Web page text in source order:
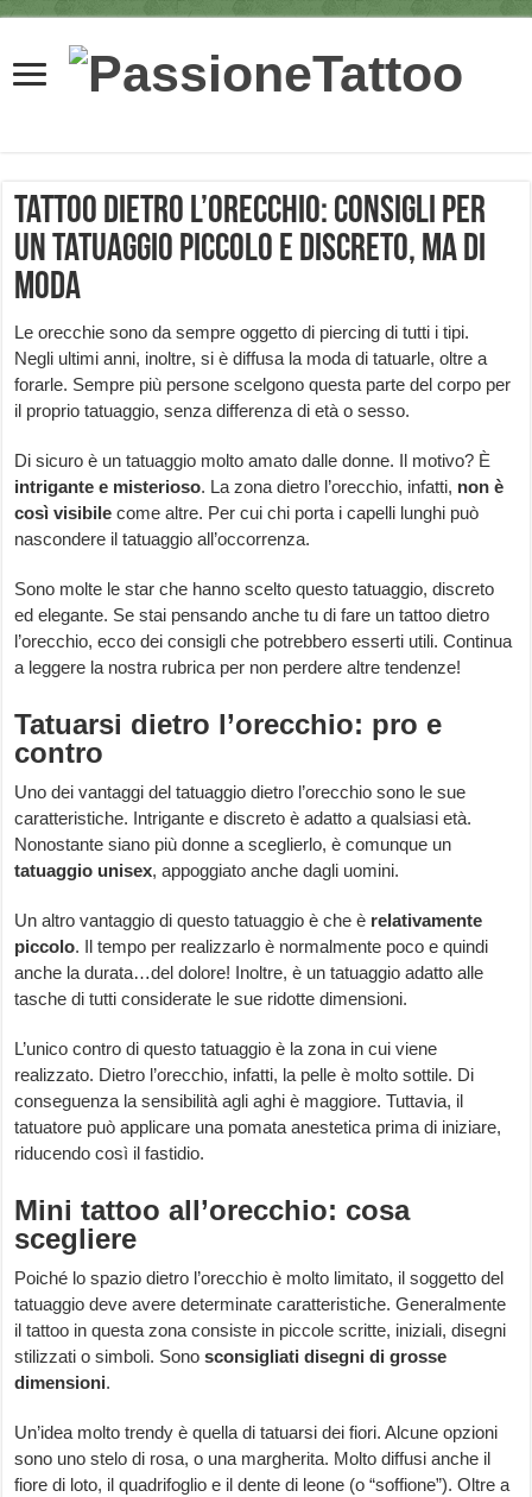
Tattoo dietro l’orecchio: consigli per
un tatuaggio piccolo e discreto, ma di
moda
Le orecchie sono da sempre oggetto di piercing di tutti i tipi.
Negli ultimi anni, inoltre, si è diffusa la moda di tatuarle, oltre a
forarle. Sempre più persone scelgono questa parte del corpo per
il proprio tatuaggio, senza differenza di età o sesso.
Di sicuro è un tatuaggio molto amato dalle donne. Il motivo? È
intrigante e misterioso. La zona dietro l’orecchio, infatti, non è
così visibile come altre. Per cui chi porta i capelli lunghi può
nascondere il tatuaggio all’occorrenza.
Sono molte le star che hanno scelto questo tatuaggio, discreto
ed elegante. Se stai pensando anche tu di fare un tattoo dietro
l’orecchio, ecco dei consigli che potrebbero esserti utili. Continua
a leggere la nostra rubrica per non perdere altre tendenze!
Tatuarsi dietro l’orecchio: pro e
contro
Uno dei vantaggi del tatuaggio dietro l’orecchio sono le sue
caratteristiche. Intrigante e discreto è adatto a qualsiasi età.
Nonostante siano più donne a sceglierlo, è comunque un
tatuaggio unisex, appoggiato anche dagli uomini.
Un altro vantaggio di questo tatuaggio è che è relativamente
piccolo. Il tempo per realizzarlo è normalmente poco e quindi
anche la durata…del dolore! Inoltre, è un tatuaggio adatto alle
tasche di tutti considerate le sue ridotte dimensioni.
L’unico contro di questo tatuaggio è la zona in cui viene
realizzato. Dietro l’orecchio, infatti, la pelle è molto sottile. Di
conseguenza la sensibilità agli aghi è maggiore. Tuttavia, il
tatuatore può applicare una pomata anestetica prima di iniziare,
riducendo così il fastidio.
Mini tattoo all’orecchio: cosa
scegliere
Poiché lo spazio dietro l’orecchio è molto limitato, il soggetto del
tatuaggio deve avere determinate caratteristiche. Generalmente
il tattoo in questa zona consiste in piccole scritte, iniziali, disegni
stilizzati o simboli. Sonosconsigliati disegni di grosse
dimensioni.
Un’idea molto trendy è quella di tatuarsi dei fiori. Alcune opzioni
sono uno stelo di rosa, o una margherita. Molto diffusi anche il
fiore di loto, il quadrifoglio e il dente di leone (o “soffione”). Oltre a